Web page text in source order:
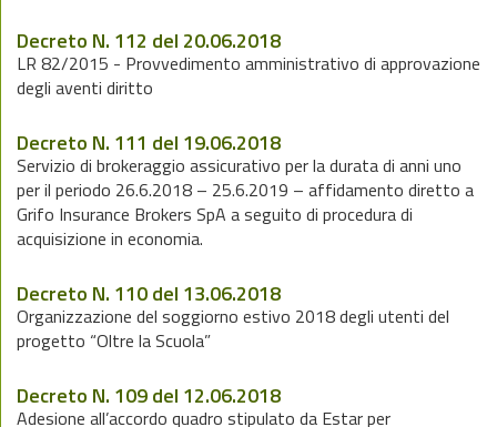
Decreto N. 112 del 20.06.2018
LR 82/2015 - Provvedimento amministrativo di approvazione
degli aventi diritto
Decreto N. 111 del 19.06.2018
Servizio di brokeraggio assicurativo per la durata di anni uno
per il periodo 26.6.2018 – 25.6.2019 – affidamento diretto a
Grifo Insurance Brokers SpA a seguito di procedura di
acquisizione in economia.
Decreto N. 110 del 13.06.2018
Organizzazione del soggiorno estivo 2018 degli utenti del
progetto “Oltre la Scuola”
Decreto N. 109 del 12.06.2018
Adesione all’accordo quadro stipulato da Estar per